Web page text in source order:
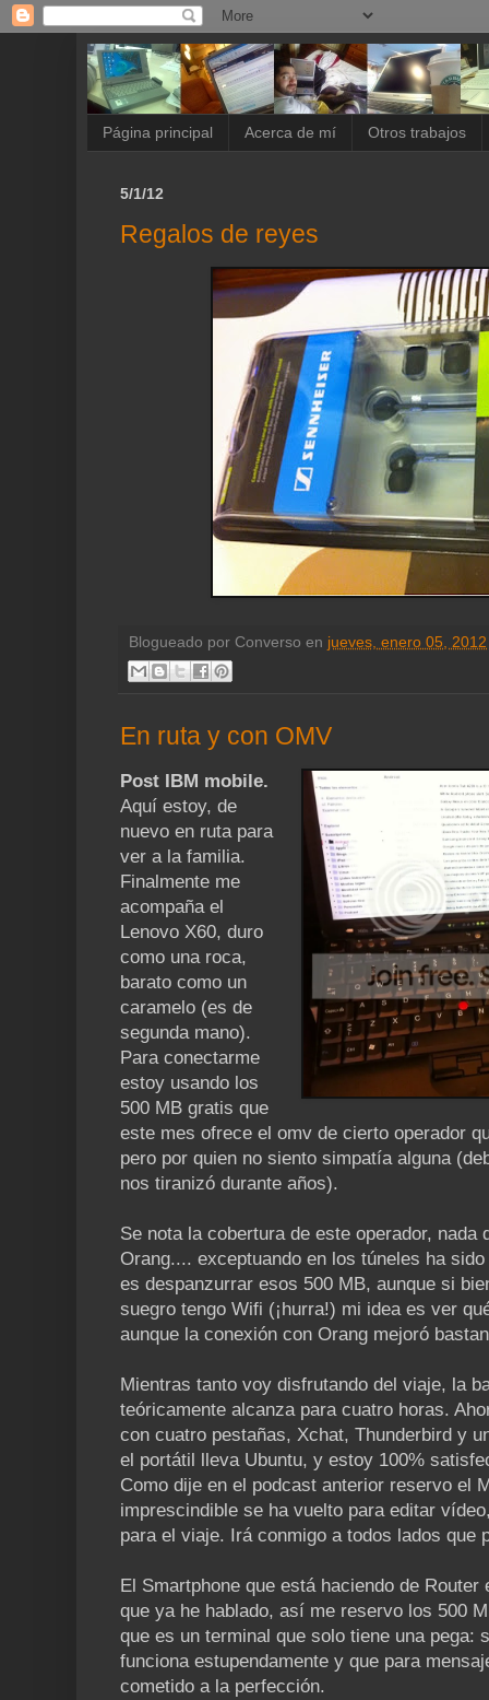
Página principal Acerca de mí Otros trabajos
5/1/12
Regalos de reyes
Blogueado por Converso en jueves, enero 05, 2012
En ruta y con OMV
Post IBM mobile.
Aquí estoy, de
nuevo en ruta para
ver a la familia.
Finalmente me
acompaña el
Lenovo X60, duro
como una roca,
barato como un
caramelo (es de
segunda mano).
Para conectarme
estoy usando los
500 MB gratis que
este mes ofrece el omv de cierto operador
pero por quien no siento simpatía alguna
nos tiranizó durante años).
Se nota la cobertura de este operador, nada
Orang.... exceptuando en los túneles ha
es despanzurrar esos 500 MB, aunque si
suegro tengo Wifi (¡hurra!) mi idea es ver
aunque la conexión con Orang mejoró
Mientras tanto voy disfrutando del viaje, la
teóricamente alcanza para cuatro horas.
con cuatro pestañas, Xchat, Thunderbird y
el portátil lleva Ubuntu, y estoy 100%
Como dije en el podcast anterior reservo el
imprescindible se ha vuelto para editar
para el viaje. Irá conmigo a todos lados que
El Smartphone que está haciendo de
que ya he hablado, así me reservo los 500
que es un terminal que solo tiene una pega:
funciona estupendamente y que para
cometido a la perfección.